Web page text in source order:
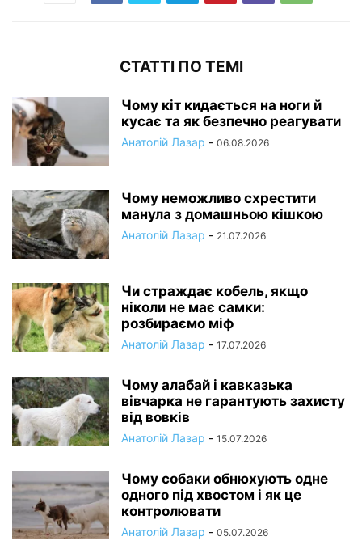
СТАТТІ ПО ТЕМІ
Чому кіт кидається на ноги й
кусає та як безпечно реагувати
Анатолій Лазар - 06.08.2026
Чому неможливо схрестити
манула з домашньою кішкою
Анатолій Лазар - 21.07.2026
Чи страждає кобель, якщо
ніколи не має самки:
розбираємо міф
Анатолій Лазар - 17.07.2026
Чому алабай і кавказька
вівчарка не гарантують захисту
від вовків
Анатолій Лазар - 15.07.2026
Чому собаки обнюхують одне
одного під хвостом і як це
контролювати
Анатолій Лазар - 05.07.2026